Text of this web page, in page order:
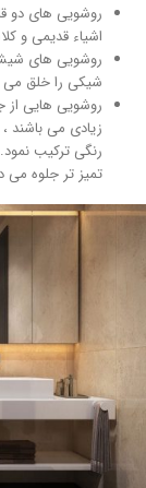
روشویی های دو
اشیاء قدیمی و
روشویی های
شیکی را خلق می
روشویی هایی از
زیادی می باشند
رنگی ترکیب
تمیز تر جلوه می